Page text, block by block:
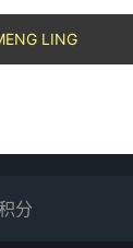
LING
分